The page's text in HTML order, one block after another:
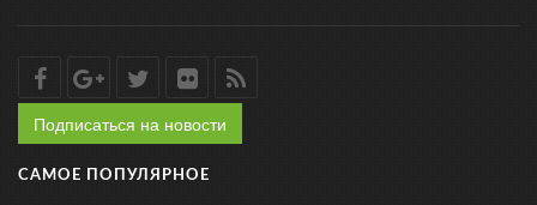
Подписаться на новости
САМОЕ ПОПУЛЯРНОЕ